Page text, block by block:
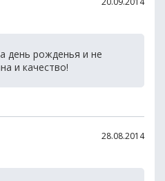
день рожденья и не
и качество!
28.08.2014